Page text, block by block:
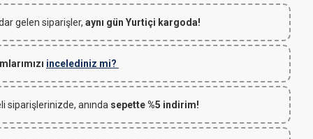
gelen siparişler, aynı gün Yurtiçi kargoda!
incelediniz mi?
siparişlerinizde, anında sepette %5 indirim!